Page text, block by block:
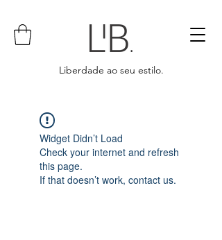
Liberdade ao seu estilo.
Widget Didn’t Load
Check your internet and refresh
this page.
If that doesn’t work, contact us.